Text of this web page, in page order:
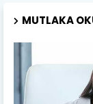
MUTLAKA